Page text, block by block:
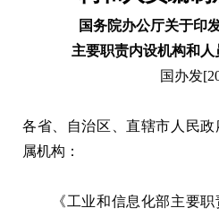
国务院办公厅关于印
主要职责内设机构和
国办发
各省、自治区、直辖市人民
属机构：
《工业和信息化部主要职